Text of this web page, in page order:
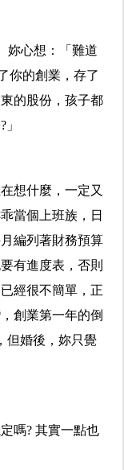
妳心想：「難道
你的創業，存了
的股份，孩子都
想什麼，一定又
當個上班族，日
編列著財務預算
有進度表，否則
經很不簡單，正
創業第一年的倒
但婚後，妳只覺
嗎? 其實一點也